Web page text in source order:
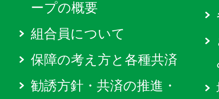
ープの概要
組合員について
保障の考え方と各種共済
勧誘方針・共済の推進・